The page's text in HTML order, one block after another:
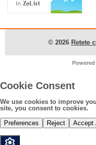
© 2026 Retete